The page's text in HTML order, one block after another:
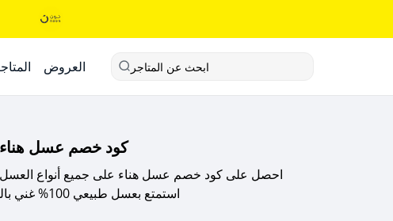
العروض ابحث عن المتاجر
كود خصم عسل هناء 2025 – أفضل العسل الطبيعي
احصل على كود خصم عسل هناء على جميع أنواع
استمتع بعسل طبيعي 100% غني بالفوائد الصحية وطرق شحن سريعة لكافة المناطق